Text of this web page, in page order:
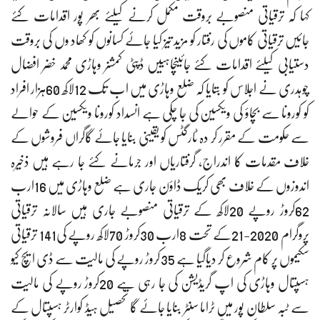
کہا کہ ترقیاتی منصوبے بروقت مکمل کرنے کیلئے بھر پور اقدامات کئے
جائیں ترقیاتی کاموں کی رفتار کو مزید تیز کیا جائے کسانوں کو کھاد وں کی بروقت
دستیابی کیلئے اقدامات کئے جائیںچاہییں ڈپٹی کمشنر وہاڑی محمد خضر افضال
چوہدری نے اجلاس کو بتایا کہ ضلع وہاڑی میں اب تک 12لاکھ 60ہزار افراد
کو کورونا سے بچاؤ کی ویکسین کی جا چکی ہے انسداد کورونا ویکسین کے حوالے
سے حکومت کے مقرر کر دہ ٹارگٹس کو یقینی بنایا جائے گاگراں فروشوں کے
خلاف مقدمات کا اندراج، گرفتاریاں اور جرمانے کئے جا رہے ہیں ذخیرہ
اندوزوں کے خلاف بھی کریک ڈاؤن جاری ہے ضلع وہاڑی میں 16ارب
62کروڑ روپے 20لاکھ کے ترقیاتی منصوبے جاری ہیں سالانہ ترقیاتی
پروگرام 2020-21کے تحت 8ارب 30کروڑ 70لاکھ روپے کی141 ترقیاتی
سکیموں پر کام شروع کر دیاگیا ہے 35کروڑ روپے کی مالیت سے ڈی ایچ کیو
ہسپتال وہاڑی کی اپ گریڈیشن کی جا رہی ہے 20کروڑ روپے کی مالیت
سے ٹبہ سلطان پور میں ٹراما سنٹر بنایا جائے گا تحصیل ہیڈ کوارٹر ہسپتال کے